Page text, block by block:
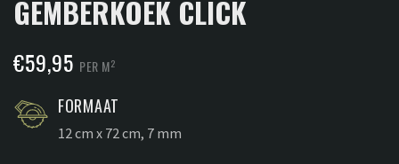
GEMBERKOEK CLICK
€59,95 PER M2
FORMAAT
12 cm x 72 cm, 7 mm